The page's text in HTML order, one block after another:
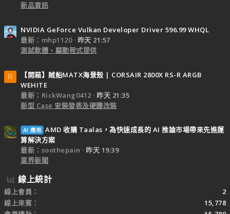
新品資訊
NVIDIA GeForce Vulkan Developer Driver 596.99 WHQL
最新：mhp1120
昨天 21:57
測試軟體、驅動程式提供
R
【開箱】賊船MATX海景殼 | CORSAIR 2800X RS-R ARGB
WEHITE
最新：RickWang0412
昨天 21:35
新型 Case 安裝發表及硬體改裝
AI 應用 AMD 收購 Taalas，為快速成長的 AI 推論市場帶來先進運
算解決方案
最新：soothepain
昨天 19:39
業界新聞
線上統計
線上會員
2
線上來賓
15,778